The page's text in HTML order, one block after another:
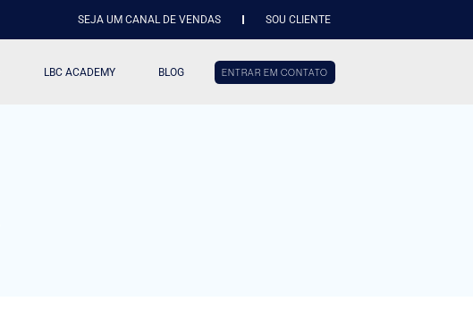
SEJA UM CANAL DE VENDAS SOU CLIENTE
LBC ACADEMY BLOG ENTRAR EM CONTATO